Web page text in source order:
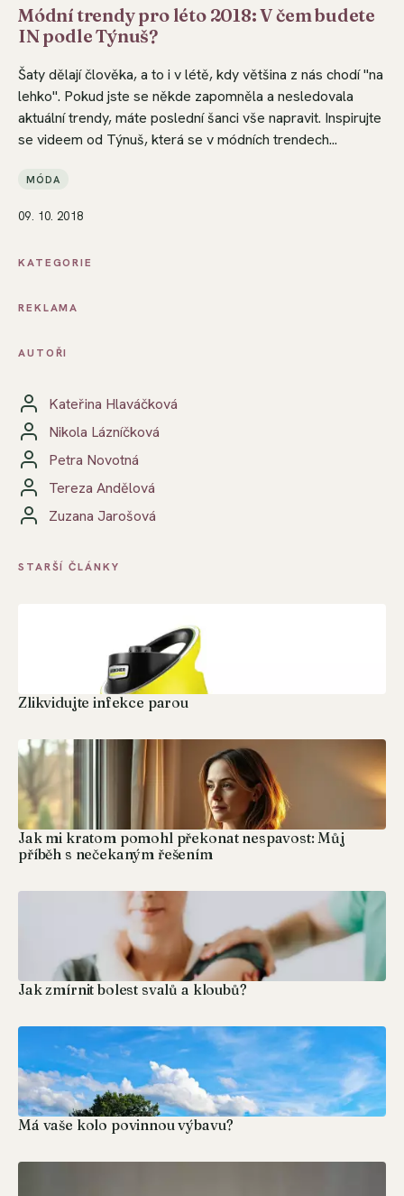
Módní trendy pro léto 2018: V čem budete
IN podle Týnuš?
Šaty dělají člověka, a to i v létě, kdy většina z nás chodí "na
lehko". Pokud jste se někde zapomněla a nesledovala
aktuální trendy, máte poslední šanci vše napravit. Inspirujte
se videem od Týnuš, která se v módních trendech...
MÓDA
09. 10. 2018
KATEGORIE
REKLAMA
AUTOŘI
Kateřina Hlaváčková
Nikola Lázníčková
Petra Novotná
Tereza Andělová
Zuzana Jarošová
STARŠÍ ČLÁNKY
Zlikvidujte infekce parou
Jak mi kratom pomohl překonat nespavost: Můj
příběh s nečekaným řešením
Jak zmírnit bolest svalů a kloubů?
Má vaše kolo povinnou výbavu?